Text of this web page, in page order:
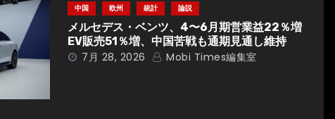
中国 欧州 統計 論説
メルセデス・ベンツ、4〜6月期営業益22％増
EV販売51％増、中国苦戦も通期見通し維持
7月 28, 2026 Mobi Times編集室